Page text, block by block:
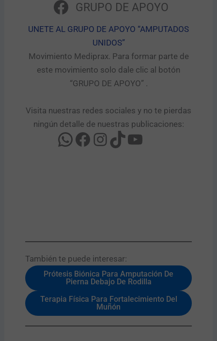
GRUPO DE APOYO
UNETE AL GRUPO DE APOYO “AMPUTADOS
UNIDOS”​
Movimiento Mediprax. Para formar parte de
este movimiento solo dale clic al botón
“GRUPO DE APOYO” .​
Visita nuestras redes sociales y no te pierdas
ningún detalle de nuestras publicaciones:
También te puede interesar:​
Prótesis Biónica Para Amputación De
Pierna Debajo De Rodilla
Terapia Física Para Fortalecimiento Del
Muñón